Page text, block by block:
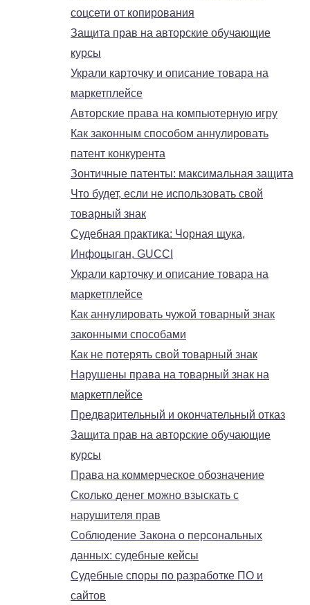
соцсети от копирования
Защита прав на авторские обучающие
курсы
Украли карточку и описание товара на
маркетплейсе
Авторские права на компьютерную игру
Как законным способом аннулировать
патент конкурента
Зонтичные патенты: максимальная защита
Что будет, если не использовать свой
товарный знак
Судебная практика: Чорная щука,
Инфоцыган, GUCCI
Украли карточку и описание товара на
маркетплейсе
Как аннулировать чужой товарный знак
законными способами
Как не потерять свой товарный знак
Нарушены права на товарный знак на
маркетплейсе
Предварительный и окончательный отказ
Защита прав на авторские обучающие
курсы
Права на коммерческое обозначение
Сколько денег можно взыскать с
нарушителя прав
Соблюдение Закона о персональных
данных: судебные кейсы
Судебные споры по разработке ПО и
сайтов